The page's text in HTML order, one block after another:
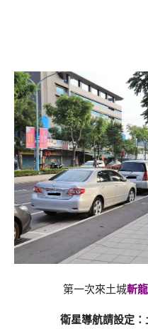
第一次來土城斬
衛星導航請設定